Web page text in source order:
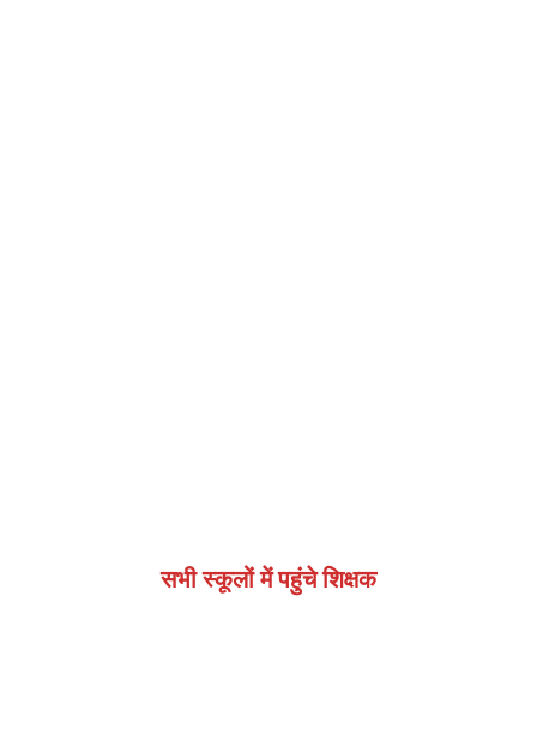
सभी स्कूलों में पहुंचे शिक्षक